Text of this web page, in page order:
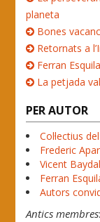
planeta
Bones
Retornats a
Ferran
La petjada
PER AUTOR
Col·lectius
Frederic
Vicent
Ferran
Autors
Antics membres: